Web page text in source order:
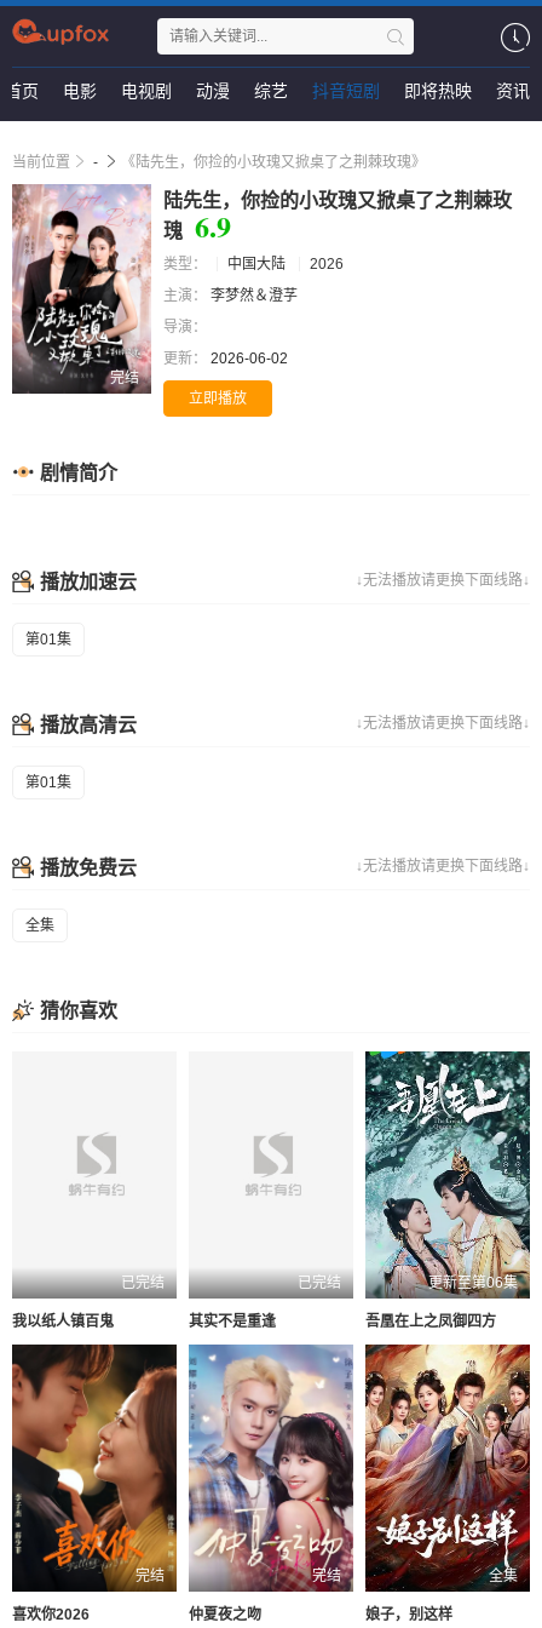
首页 电影 电视剧 动漫 综艺 抖音短剧 即将热映 资讯
当前位置 - 《陆先生，你捡的小玫瑰又掀桌了之荆棘玫瑰》
完结
陆先生，你捡的小玫瑰又掀桌了之荆棘玫
瑰 6.9
类型： 中国大陆
2026
主演：
李梦然＆澄芓
导演：
更新：
2026-06-02
立即播放
剧情简介
↓无法播放请更换下面线路↓
播放加速云
第01集
↓无法播放请更换下面线路↓
播放高清云
第01集
↓无法播放请更换下面线路↓
播放免费云
全集
猜你喜欢
已完结
我以纸人镇百鬼
已完结
其实不是重逢
更新至第06集
吾凰在上之凤御四方
完结
喜欢你2026
完结
仲夏夜之吻
全集
娘子，别这样